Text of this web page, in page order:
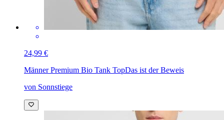
24,99 €
Männer Premium Bio Tank TopDas ist der Beweis
von Sonnstiege